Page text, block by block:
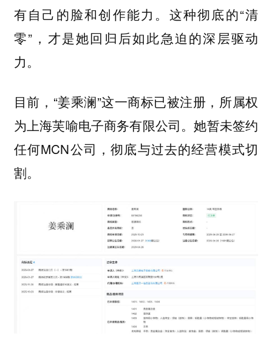
有自己的脸和创作能力。这种彻底的“清
零”，才是她回归后如此急迫的深层驱动
力。
目前，“姜乘澜”这一商标已被注册，所属权
为上海芙喻电子商务有限公司。她暂未签约
任何MCN公司，彻底与过去的经营模式切
割。